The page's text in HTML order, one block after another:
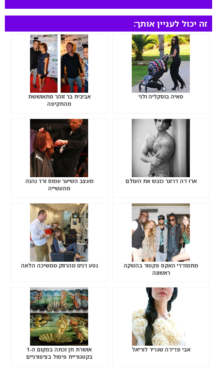
זה יכול לעניין אותך:
מאיה בוסקליה ולני
אביבית בר זוהר מתאוששת
מהתקיפה
ארז דה דרזנר כובש את העולם
מעצב השיער עמוס זרד נהנה
מהעשייה
מתמודדי האקס פקטור בהשקה
ראשונה
נטע דנינו מהרווק ממשיכה הלאה
אבי פדידה שגריר לוריאל
אושרת חן זכתה במקום ה-1
בקטגוריית פיסול בציפורניים